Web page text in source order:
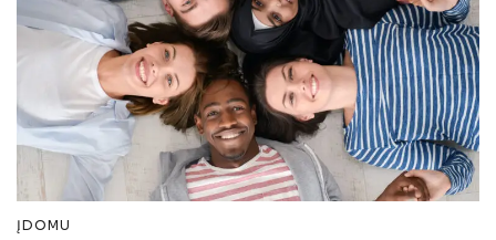
ĮDOMU